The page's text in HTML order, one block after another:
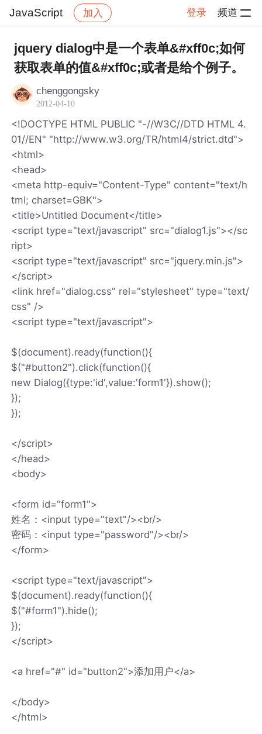
JavaScript 加入 登录 频道
社区 JavaScript 帖子详情
jquery dialog中是一个表单&#xff0c;如何
获取表单的值&#xff0c;或者是给个例子。
chenggongsky
2012-04-10
<!DOCTYPE HTML PUBLIC "-//W3C//DTD HTML 4.
01//EN" "http://www.w3.org/TR/html4/strict.dtd">
<html>
<head>
<meta http-equiv="Content-Type" content="text/h
tml; charset=GBK">
<title>Untitled Document</title>
<script type="text/javascript" src="dialog1.js"></sc
ript>
<script type="text/javascript" src="jquery.min.js">
</script>
<link href="dialog.css" rel="stylesheet" type="text/
css" />
<script type="text/javascript">
$(document).ready(function(){
$("#button2").click(function(){
new Dialog({type:'id',value:'form1'}).show();
});
});
</script>
</head>
<body>
<form id="form1">
姓名：<input type="text"/><br/>
密码：<input type="password"/><br/>
</form>
<script type="text/javascript">
$(document).ready(function(){
$("#form1").hide();
});
</script>
<a href="#" id="button2">添加用户</a>
</body>
</html>